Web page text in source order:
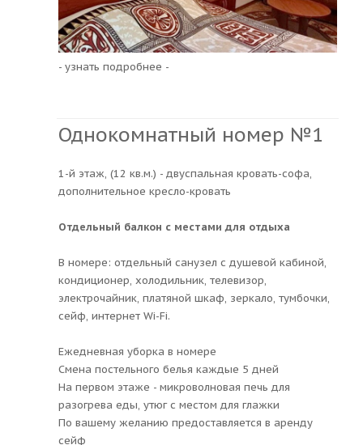
- узнать подробнее -
Однокомнатный номер №1
1-й этаж, (12 кв.м.) - двуспальная кровать-софа,
дополнительное кресло-кровать
Отдельный балкон с местами для отдыха
В номере: отдельный санузел с душевой кабиной,
кондиционер, холодильник, телевизор,
электрочайник, платяной шкаф, зеркало, тумбочки,
сейф, интернет Wi-Fi.
Ежедневная уборка в номере
Смена постельного белья каждые 5 дней
На первом этаже - микроволновая печь для
разогрева еды, утюг с местом для глажки
По вашему желанию предоставляется в аренду
сейф